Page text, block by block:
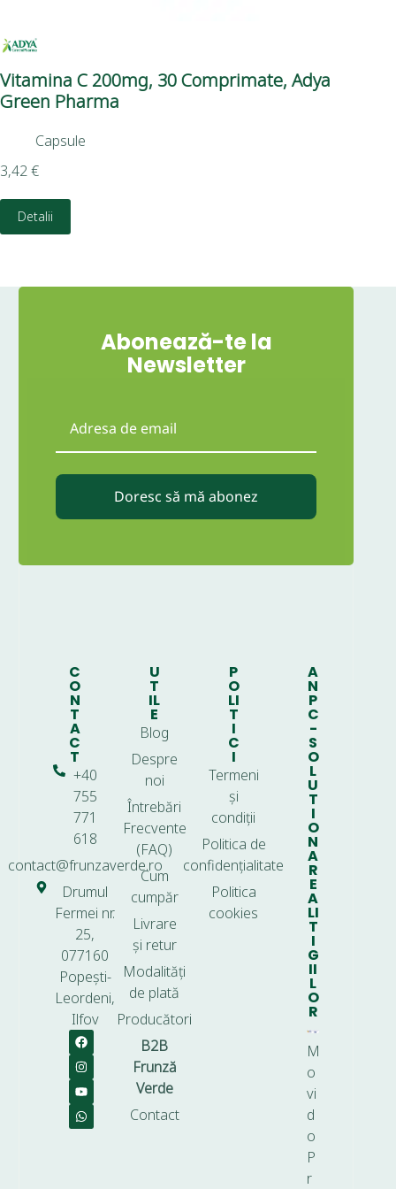
Vitamina C 200mg, 30 Comprimate, Adya
Green Pharma
Capsule
3,42€
Detalii
Abonează-te la
Newsletter
Doresc să mă abonez
C
O
N
T
A
C
T
+40
755
771
618
contact@frunzaverde.ro
Drumul
Fermei nr.
25,
077160
Popești-
Leordeni,
Ilfov
U
T
IL
E
Blog
Despre
noi
Întrebări
Frecvente
(FAQ)
Cum
cumpăr
Livrare
și retur
Modalități
de plată
Producători
B2B
Frunză
Verde
Contact
P
O
LI
T
I
C
I
Termeni
și
condiții
Politica de
confidențialitate
Politica
cookies
A
N
P
C
-
S
O
L
U
T
I
O
N
A
R
E
A
LI
T
I
G
II
L
O
R
M
o
vi
d
o
P
r